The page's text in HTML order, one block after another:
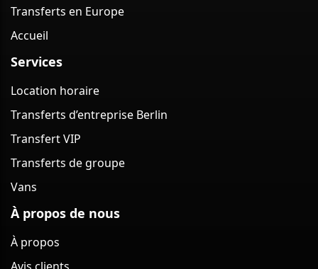
Transferts en Europe
Accueil
Services
Location horaire
Transferts d’entreprise Berlin
Transfert VIP
Transferts de groupe
Vans
À propos de nous
À propos
Avis clients